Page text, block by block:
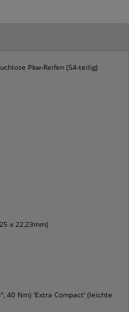
Pkw-Reifen (54-teilig)
x 22,23mm)
40 Nm) 'Extra Compact' (leichte